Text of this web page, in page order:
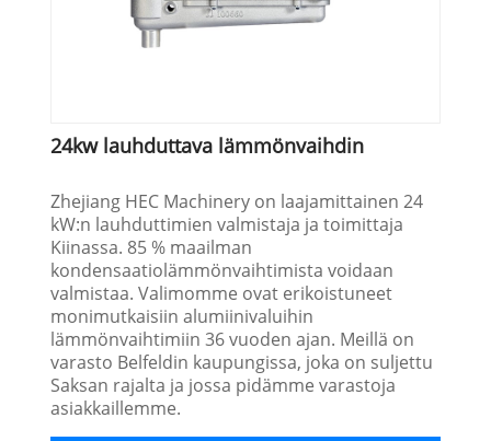
24kw lauhduttava lämmönvaihdin
Zhejiang HEC Machinery on laajamittainen 24
kW:n lauhduttimien valmistaja ja toimittaja
Kiinassa. 85 % maailman
kondensaatiolämmönvaihtimista voidaan
valmistaa. Valimomme ovat erikoistuneet
monimutkaisiin alumiinivaluihin
lämmönvaihtimiin 36 vuoden ajan. Meillä on
varasto Belfeldin kaupungissa, joka on suljettu
Saksan rajalta ja jossa pidämme varastoja
asiakkaillemme.